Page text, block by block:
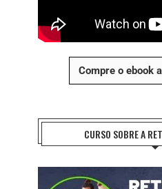
Compre o ebook
CURSO SOBRE A